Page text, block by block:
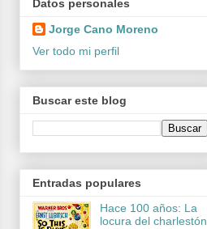
Datos personales
Jorge Cano Moreno
Ver todo mi perfil
Buscar este blog
Entradas populares
Hace 100 años: La
locura del charlestón